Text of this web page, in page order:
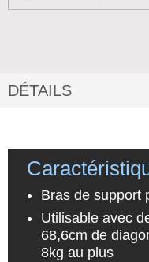
DÉTAILS
Bras de support
Utilisable avec
68,6cm de
8kg au plus